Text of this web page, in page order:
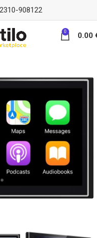
2310-908122
0 0.00